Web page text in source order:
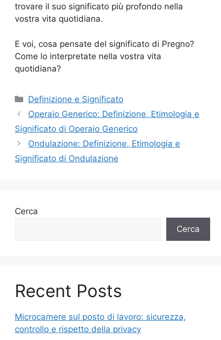
trovare il suo significato più profondo nella
vostra vita quotidiana.
E voi, cosa pensate del significato di Pregno?
Come lo interpretate nella vostra vita
quotidiana?
Categorie
Definizione e Significato
Operaio Generico: Definizione, Etimologia e
Significato di Operaio Generico
Ondulazione: Definizione, Etimologia e
Significato di Ondulazione
Cerca
Cerca
Recent Posts
Microcamere sul posto di lavoro: sicurezza,
controllo e rispetto della privacy